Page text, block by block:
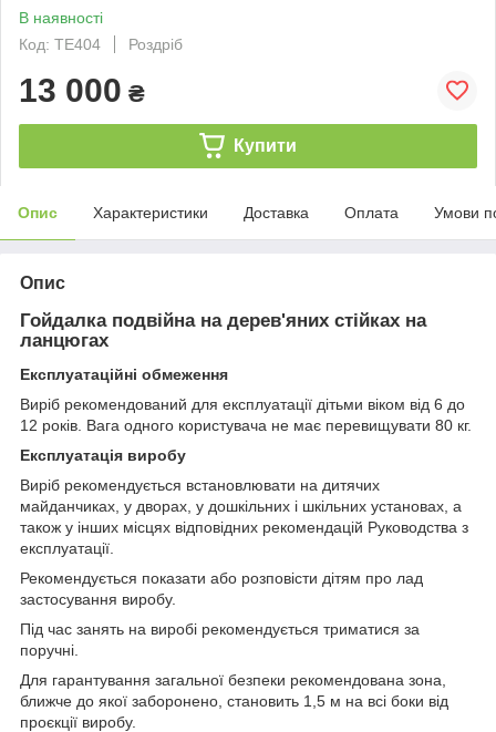
В наявності
Код: TE404
Роздріб
13 000 ₴
Купити
Опис Характеристики Доставка Оплата Умови
Опис
Гойдалка подвійна на дерев'яних стійках на
ланцюгах
Експлуатаційні обмеження
Виріб рекомендований для експлуатації дітьми віком від 6 до
12 років. Вага одного користувача не має перевищувати 80 кг.
Експлуатація виробу
Виріб рекомендується встановлювати на дитячих
майданчиках, у дворах, у дошкільних і шкільних установах, а
також у інших місцях відповідних рекомендацій Руководства з
експлуатації.
Рекомендується показати або розповісти дітям про лад
застосування виробу.
Під час занять на виробі рекомендується триматися за
поручні.
Для гарантування загальної безпеки рекомендована зона,
ближче до якої заборонено, становить 1,5 м на всі боки від
проєкції виробу.